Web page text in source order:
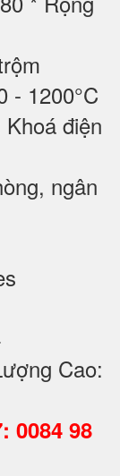
- 1200°C
điện
ngân
Cao:
0084 98